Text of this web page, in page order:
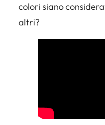
colori siano
altri?